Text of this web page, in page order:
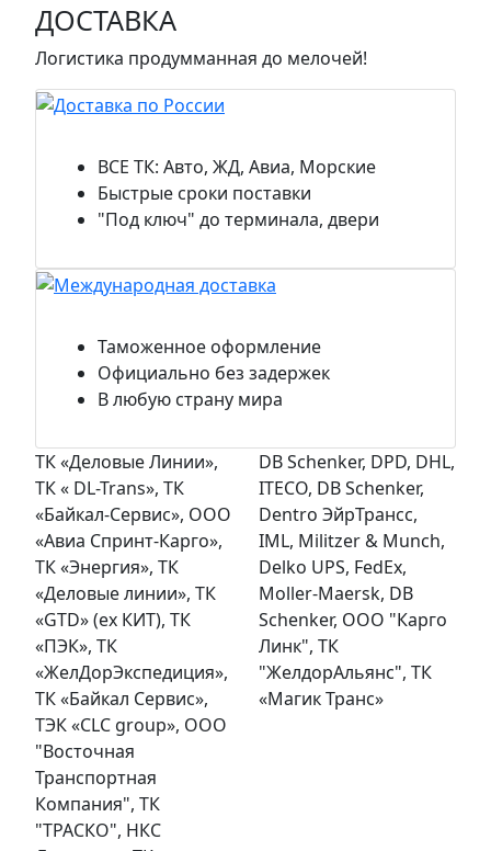
ДОСТАВКА
Логистика продумманная до мелочей!
Доставка по России
ВСЕ ТК: Авто, ЖД, Авиа, Морские
Быстрые сроки поставки
"Под ключ" до терминала, двери
Международная доставка
Таможенное оформление
Официально без задержек
В любую страну мира
ТК «Деловые Линии»,
ТК « DL-Trans», ТК
«Байкал-Сервис», ООО
«Авиа Спринт-Карго»,
ТК «Энергия», ТК
«Деловые линии», ТК
«GTD» (ex КИТ), ТК
«ПЭК», ТК
«ЖелДорЭкспедиция»,
ТК «Байкал Сервис»,
ТЭК «CLC group», OOO
"Восточная
Транспортная
Компания", ТК
"ТРАСКО", НКС
DB Schenker, DPD, DHL,
ITECO, DB Schenker,
Dentro ЭйрТрансс,
IML, Militzer & Munch,
Delko UPS, FedEx,
Moller-Maersk, DB
Schenker, ООО "Карго
Линк", ТК
"ЖелдорАльянс", ТК
«Магик Транс»